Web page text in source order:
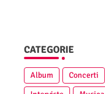
CATEGORIE
Album Concerti